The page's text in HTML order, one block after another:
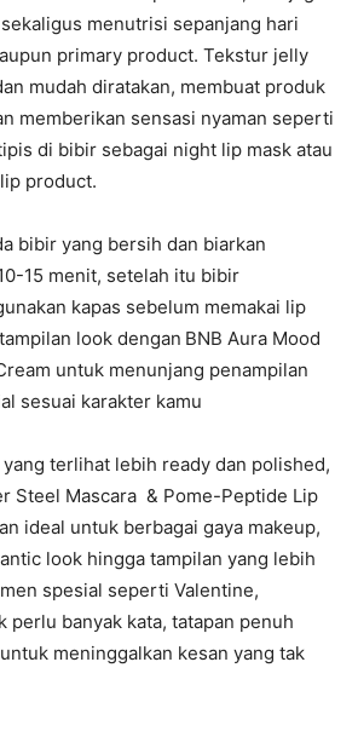
menutrisi sepanjang hari
primary product. Tekstur jelly
mudah diratakan, membuat produk
memberikan sensasi nyaman seperti
di bibir sebagai night lip mask atau
product.
bibir yang bersih dan biarkan
15 menit, setelah itu bibir
kapas sebelum memakai lip
look dengan BNB Aura Mood
untuk menunjang penampilan
sesuai karakter kamu
terlihat lebih ready dan polished,
Steel Mascara & Pome-Peptide Lip
ideal untuk berbagai gaya makeup,
look hingga tampilan yang lebih
spesial seperti Valentine,
perlu banyak kata, tatapan penuh
meninggalkan kesan yang tak